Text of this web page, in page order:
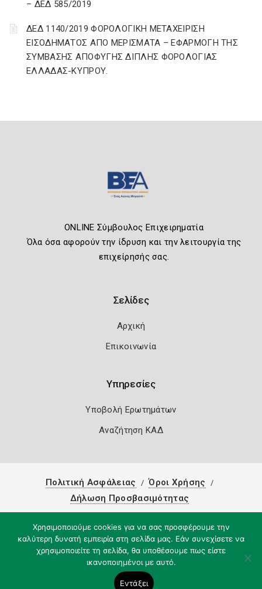
– ΔΕΔ 585/2019
ΔΕΔ 1140/2019 ΦΟΡΟΛΟΓΙΚΗ ΜΕΤΑΧΕΙΡΙΣΗ
ΕΙΣΟΔΗΜΑΤΟΣ ΑΠΟ ΜΕΡΙΣΜΑΤΑ – ΕΦΑΡΜΟΓΗ ΤΗΣ
ΣΥΜΒΑΣΗΣ ΑΠΟΦΥΓΗΣ ΔΙΠΛΗΣ ΦΟΡΟΛΟΓΙΑΣ
ΕΛΛΑΔΑΣ-ΚΥΠΡΟΥ.
ONLINE Σύμβουλος Επιχειρηματία
Όλα όσα αφορούν την ίδρυση και την λειτουργία της
επιχείρησής σας.
Σελίδες
Αρχική
Επικοινωνία
Υπηρεσίες
Υποβολή Ερωτημάτων
Αναζήτηση ΚΑΔ
Πολιτική Ασφάλειας
Όροι Χρήσης
Δήλωση Προσβασιμότητας
Χρησιμοποιούμε cookies για να σας προσφέρουμε την
καλύτερη δυνατή εμπειρία στη σελίδα μας. Εάν συνεχίσετε να
χρησιμοποιείτε τη σελίδα, θα υποθέσουμε πως είστε
ικανοποιημένοι με αυτό.
Εντάξει